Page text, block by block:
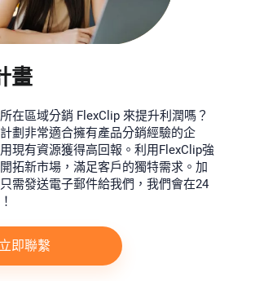
畫
在區域分銷 FlexClip 來提升利潤嗎？
劃非常適合擁有產品分銷經驗的企
現有資源獲得高回報。利用FlexClip強
拓新市場，滿足客戶的獨特需求。加
需發送電子郵件給我們，我們會在24
立即聯繫